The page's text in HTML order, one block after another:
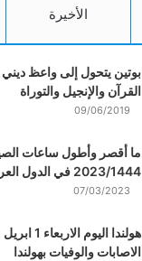
الأخيرة
بوتين يتحول إلى واعظ
القرآن والإنجيل والتوراة
09/06/2019
ما أقصر وأطول ساعات
2023/1444 في الدول العربية والإسلامية والعالم؟
07/03/2023
هولندا
الاصابات والوفيات بهولندا